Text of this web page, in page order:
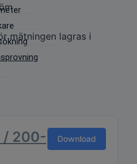
mätningen lagras i
/ 200-
Download